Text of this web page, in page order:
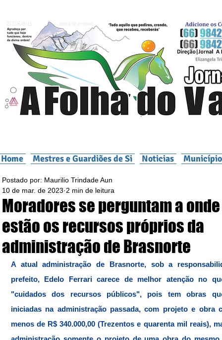
Home Mestres e Guardiões de Si Noticias
Moradores se perguntam a onde
estão os recursos próprios da
administração de Brasnorte
Postado por: Maurilio Trindade Aun
10 de mar. de 2023 2 min de leitura
A atual administração de Brasnorte, sob a
prefeito, Edelo Ferrari carece de melhor atenção no
"cuidados dos recursos públicos", pois tem obras
iniciadas na administração passada, com projeto e obra
menos de R$ 340.000,00 (Trezentos e quarenta mil reais),